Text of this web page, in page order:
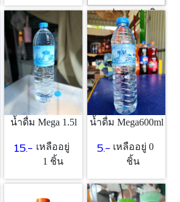
กาแฟซอง trio ริช
แดง
5.- เหลืออยู่ 0
ชิ้น
น้ำดื่ม Mega 1.5l
15.- เหลืออยู่
1 ชิ้น
น้ำดื่ม Mega600ml
5.- เหลืออยู่ 0
ชิ้น